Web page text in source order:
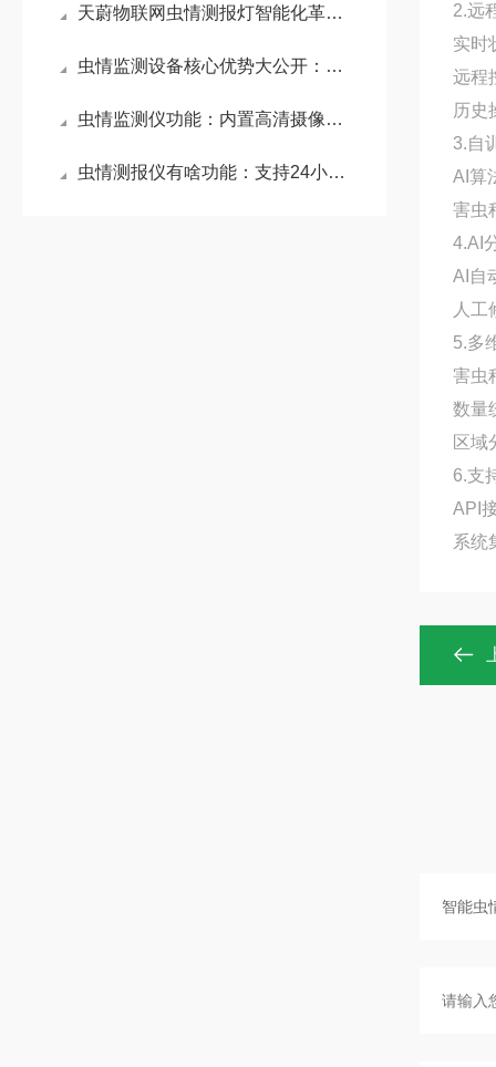
天蔚物联网虫情测报灯智能化革新：实现诱捕-拍照-识别-预警全流程自动化
虫情监测设备核心优势大公开：高清成像、远红外虫体处理、物联网传输
虫情监测仪功能：内置高清摄像头与自动平铺装置，能定时对虫体进行高清拍照
虫情测报仪有啥功能：支持24小时无人值守运行，数据实时传输，助力精准防控
2.远
实时
远程
历史
3.自
AI算
害虫
4.AI
AI自
人工
5.多
害虫
数量
区域
6.支
API
系统